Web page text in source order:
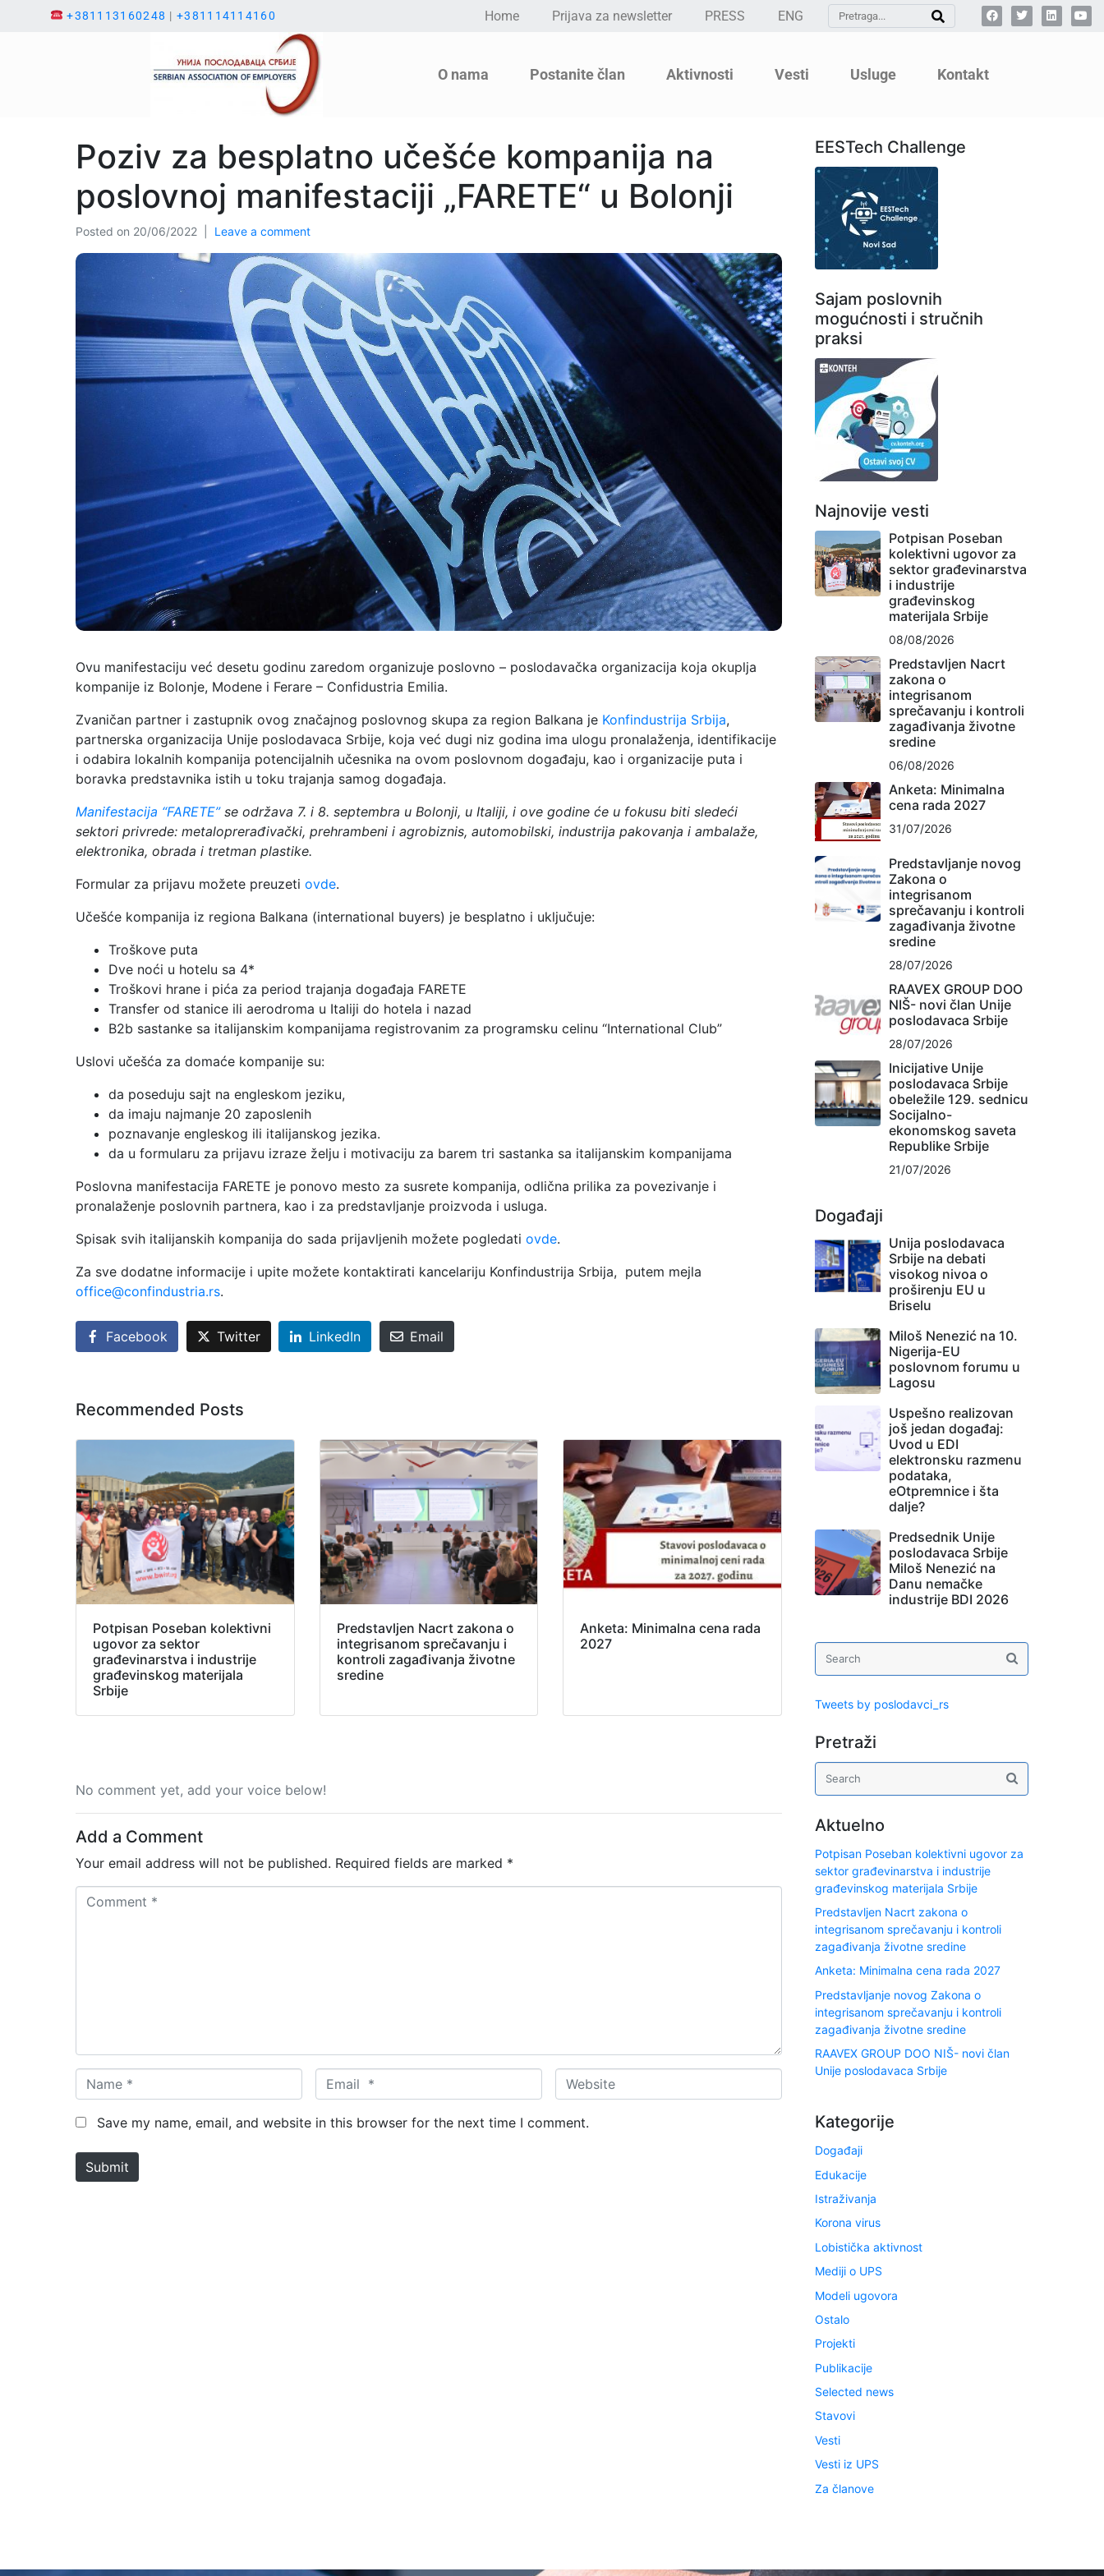
+381113160248 |+381114114160 Home Prijava za newsletter PRESS ENG
O nama Postanite član Aktivnosti Vesti Usluge Kontakt
Poziv za besplatno učešće kompanija na
poslovnoj manifestaciji „FARETE“ u Bolonji
Posted on 20/06/2022 Leave a comment
Ovu manifestaciju već desetu godinu zaredom organizuje poslovno – poslodavačka organizacija koja okuplja
kompanije iz Bolonje, Modene i Ferare – Confidustria Emilia.
Zvaničan partner i zastupnik ovog značajnog poslovnog skupa za region Balkana je Konfindustrija Srbija,
partnerska organizacija Unije poslodavaca Srbije, koja već dugi niz godina ima ulogu pronalaženja, identifikacije
i odabira lokalnih kompanija potencijalnih učesnika na ovom poslovnom događaju, kao i organizacije puta i
boravka predstavnika istih u toku trajanja samog događaja.
Manifestacija “FARETE”se održava 7. i 8. septembra u Bolonji, u Italiji, i ove godine će u fokusu biti sledeći
sektori privrede: metaloprerađivački, prehrambeni i agrobiznis, automobilski, industrija pakovanja i ambalaže,
elektronika, obrada i tretman plastike.
Formular za prijavu možete preuzeti ovde.
Učešće kompanija iz regiona Balkana (international buyers) je besplatno i uključuje:
Troškove puta
Dve noći u hotelu sa 4*
Troškovi hrane i pića za period trajanja događaja FARETE
Transfer od stanice ili aerodroma u Italiji do hotela i nazad
B2b sastanke sa italijanskim kompanijama registrovanim za programsku celinu “International Club”
Uslovi učešća za domaće kompanije su:
da poseduju sajt na engleskom jeziku,
da imaju najmanje 20 zaposlenih
poznavanje engleskog ili italijanskog jezika.
da u formularu za prijavu izraze želju i motivaciju za barem tri sastanka sa italijanskim kompanijama
Poslovna manifestacija FARETE je ponovo mesto za susrete kompanija, odlična prilika za povezivanje i
pronalaženje poslovnih partnera, kao i za predstavljanje proizvoda i usluga.
Spisak svih italijanskih kompanija do sada prijavljenih možete pogledati ovde.
Za sve dodatne informacije i upite možete kontaktirati kancelariju Konfindustrija Srbija, putem mejla
office@confindustria.rs.
Facebook Twitter LinkedIn Email
Recommended Posts
Potpisan Poseban kolektivni
ugovor za sektor
građevinarstva i industrije
građevinskog materijala
Srbije
Predstavljen Nacrt zakona o
integrisanom sprečavanju i
kontroli zagađivanja životne
sredine
Anketa: Minimalna cena rada
2027
No comment yet, add your voice below!
Add a Comment
Your email address will not be published. Required fields are marked *
a
m
*
m
a
W
e
b
Save my name, email, and website in this browser for the next time I comment.
Submit
EESTech Challenge
Sajam poslovnih
mogućnosti i stručnih
praksi
Najnovije vesti
Potpisan Poseban
kolektivni ugovor za
sektor građevinarstva
i industrije
građevinskog
materijala Srbije
08/08/2026
Predstavljen Nacrt
zakona o
integrisanom
sprečavanju i kontroli
zagađivanja životne
sredine
06/08/2026
Anketa: Minimalna
cena rada 2027
31/07/2026
Predstavljanje novog
Zakona o
integrisanom
sprečavanju i kontroli
zagađivanja životne
sredine
28/07/2026
RAAVEX GROUP DOO
NIŠ- novi član Unije
poslodavaca Srbije
28/07/2026
Inicijative Unije
poslodavaca Srbije
obeležile 129. sednicu
Socijalno-
ekonomskog saveta
Republike Srbije
21/07/2026
Događaji
Unija poslodavaca
Srbije na debati
visokog nivoa o
proširenju EU u
Briselu
Miloš Nenezić na 10.
Nigerija-EU
poslovnom forumu u
Lagosu
Uspešno realizovan
još jedan događaj:
Uvod u EDI
elektronsku razmenu
podataka,
eOtpremnice i šta
dalje?
Predsednik Unije
poslodavaca Srbije
Miloš Nenezić na
Danu nemačke
industrije BDI 2026
Tweets by poslodavci_rs
Pretraži
Aktuelno
Potpisan Poseban kolektivni ugovor za
sektor građevinarstva i industrije
građevinskog materijala Srbije
Predstavljen Nacrt zakona o
integrisanom sprečavanju i kontroli
zagađivanja životne sredine
Anketa: Minimalna cena rada 2027
Predstavljanje novog Zakona o
integrisanom sprečavanju i kontroli
zagađivanja životne sredine
RAAVEX GROUP DOO NIŠ- novi član
Unije poslodavaca Srbije
Kategorije
Događaji
Edukacije
Istraživanja
Korona virus
Lobistička aktivnost
Mediji o UPS
Modeli ugovora
Ostalo
Projekti
Publikacije
Selected news
Stavovi
Vesti
Vesti iz UPS
Za članove